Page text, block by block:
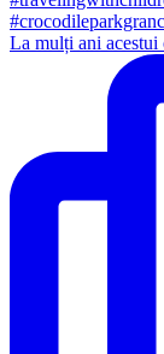
La mulți ani acestui